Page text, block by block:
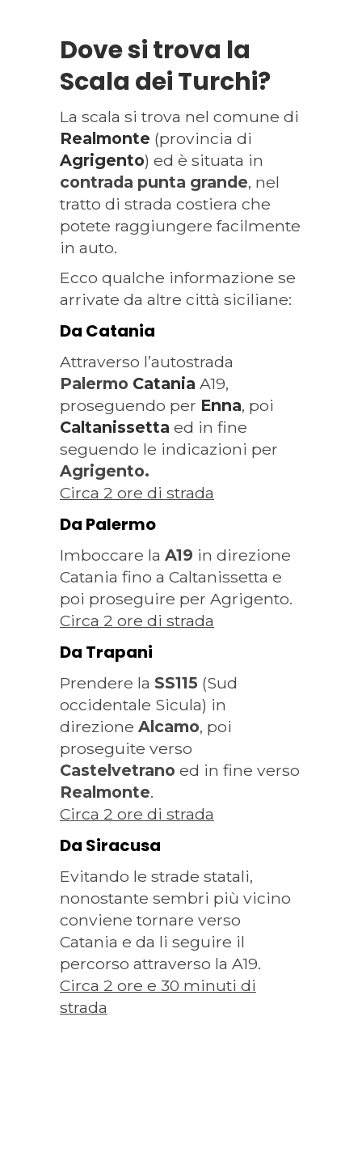
Dove si trova la
Scala dei Turchi?
La scala si trova nel comune di
Realmonte (provincia di
Agrigento) ed è situata in
contrada punta grande, nel
tratto di strada costiera che
potete raggiungere facilmente
in auto.
Ecco qualche informazione se
arrivate da altre città siciliane:
Da Catania
Attraverso l’autostrada
Palermo Catania A19,
proseguendo per Enna, poi
Caltanissetta ed in fine
seguendo le indicazioni per
Agrigento.
Circa 2 ore di strada
Da Palermo
Imboccare la A19 in direzione
Catania fino a Caltanissetta e
poi proseguire per Agrigento.
Circa 2 ore di strada
Da Trapani
Prendere la SS115 (Sud
occidentale Sicula) in
direzione Alcamo, poi
proseguite verso
Castelvetrano ed in fine verso
Realmonte.
Circa 2 ore di strada
Da Siracusa
Evitando le strade statali,
nonostante sembri più vicino
conviene tornare verso
Catania e da li seguire il
percorso attraverso la A19.
Circa 2 ore e 30 minuti di
strada